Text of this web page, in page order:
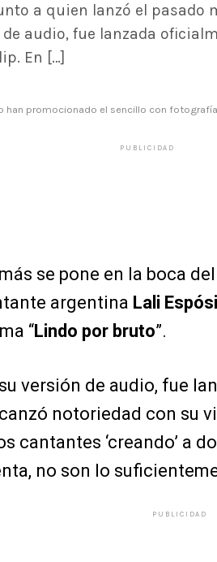
a quien lanzó el pasado
audio, fue lanzada
En […]
han promocionado el sencillo con
PUBLICIDAD
se pone en la boca
argentina Lali
“Lindo por bruto”.
versión de audio, fue
notoriedad con su
cantantes ‘creando’ a
no son lo
PUBLICIDAD